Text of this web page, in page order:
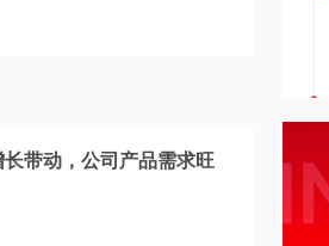
带动，公司产品需求旺